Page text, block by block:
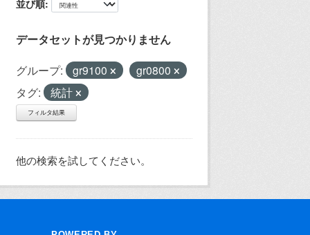
並び順
データセットが見つかりません
グループ: gr9100
gr0800
タグ:
統計
フィルタ結果
他の検索を試してください。